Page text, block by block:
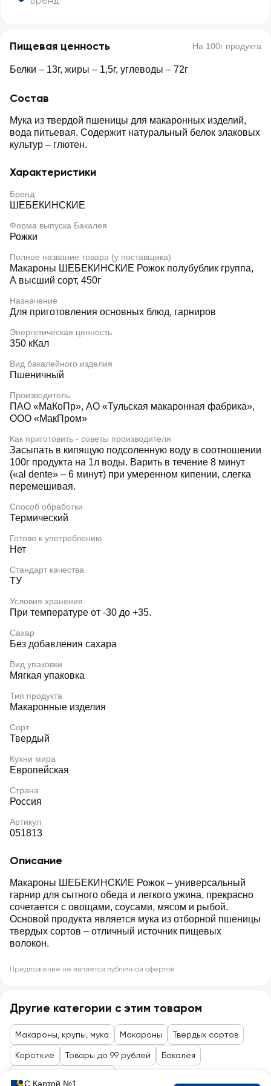
Пищевая ценность На 100г продукта
Белки – 13г, жиры – 1,5г, углеводы – 72г
Состав
Мука из твердой пшеницы для макаронных изделий,
вода питьевая. Содержит натуральный белок злаковых
культур – глютен.
Характеристики
Бренд
ШЕБЕКИНСКИЕ
Форма выпуска Бакалея
Рожки
Полное название товара (у поставщика)
Макароны ШЕБЕКИНСКИЕ Рожок полубублик группа,
А высший сорт, 450г
Назначение
Для приготовления основных блюд, гарниров
Энергетическая ценность
350 кКал
Вид бакалейного изделия
Пшеничный
Производитель
ПАО «МаКоПр», АО «Тульская макаронная фабрика»,
ООО «МакПром»
Как приготовить - советы производителя
Засыпать в кипящую подсоленную воду в соотношении
100г продукта на 1л воды. Варить в течение 8 минут
(«al dente» – 6 минут) при умеренном кипении, слегка
перемешивая.
Способ обработки
Термический
Готово к употреблению
Нет
Стандарт качества
ТУ
Условия хранения
При температуре от -30 до +35.
Сахар
Без добавления сахара
Вид упаковки
Мягкая упаковка
Тип продукта
Макаронные изделия
Сорт
Твердый
Кухни мира
Европейская
Страна
Россия
Артикул
051813
Описание
Макароны ШЕБЕКИНСКИЕ Рожок – универсальный
гарнир для сытного обеда и легкого ужина, прекрасно
сочетается с овощами, соусами, мясом и рыбой.
Основой продукта является мука из отборной пшеницы
твердых сортов – отличный источник пищевых
волокон.
Предложение не является публичной офертой
Другие категории с этим товаром
Макароны, крупы, мука Макароны Твердых сортов
Короткие Товары до 99 рублей Бакалея
С Картой №1